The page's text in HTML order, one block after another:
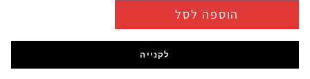
הוספה לסל
לקנייה